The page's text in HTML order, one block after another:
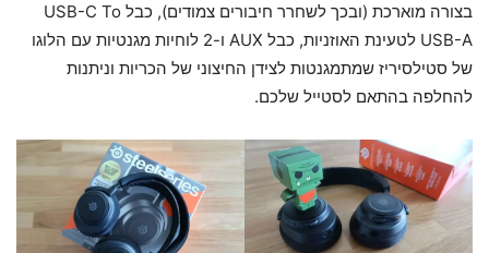
בצורה מוארכת (ובכך לשחרר חיבורים צמודים), כבל USB-C To
USB-A לטעינת האוזניות, כבל AUX ו-2 לוחיות מגנטיות עם הלוגו
של סטילסיריז שמתמגנטות לצידן החיצוני של הכריות וניתנות
להחלפה בהתאם לסטייל שלכם.